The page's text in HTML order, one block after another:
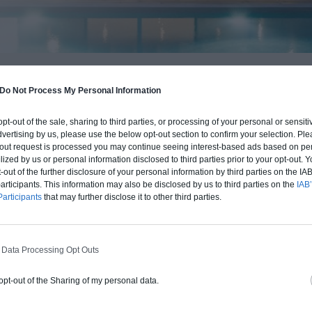
Do Not Process My Personal Information
out of the sale, sharing to third parties, or processing of your personal or
by us, please use the below opt-out section to confirm your selection.
request is processed you may continue seeing interest-based ads based on
by us or personal information disclosed to third parties prior to your opt-out.
of the further disclosure of your personal information by third parties on the
This information may also be disclosed by us to third parties on the
that may further disclose it to other third parties.
Processing Opt Outs
opt-out of the Sharing of my personal data.
BUDGET ET PROCÉDÉ
type de livraison souhaité : auto-construction, clos
d'air) ou clé en main.
Auto-construction Clos couvert Clé en main
Construction ossature bois
normes standards. Construction en